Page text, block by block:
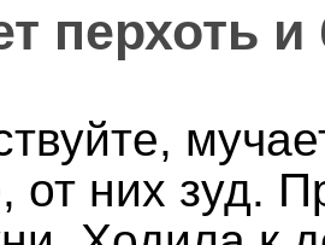
перхоть
от них зуд.